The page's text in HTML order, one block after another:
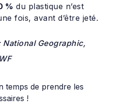
% du plastique n’est
fois, avant d’être jeté.
National Geographic,
temps de prendre les
!